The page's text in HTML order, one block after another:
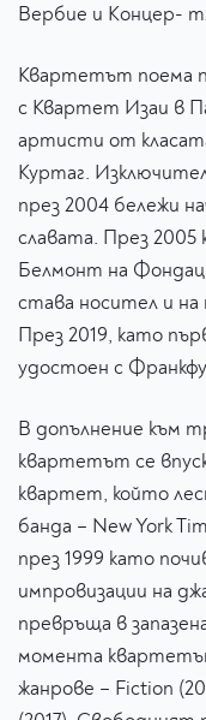
Вербие и Концер-
Квартетът поема
с Квартет Изаи в
артисти от
Куртаг.
през 2004 бележи
славата. През
Белмонт на
става носител и
През 2019, като
удостоен с
В допълнение към
квартетът се
квартет, който
банда – New York
през 1999 като
импровизации на
превръща в
момента
жанрове – Fiction